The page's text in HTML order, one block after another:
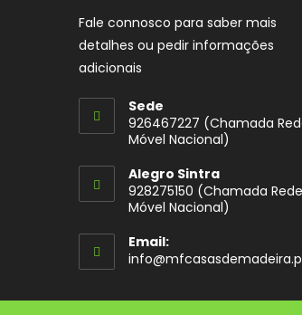
Fale connosco para saber mais
detalhes ou pedir informações
adicionais
Sede
926467227 (Chamada
Móvel Nacional)
in
your
Alegro Sintra
928275150 (Chamada Rede
Móvel Nacional)
Email: